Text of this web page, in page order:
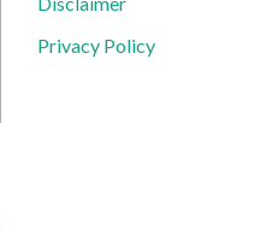
Privacy Policy